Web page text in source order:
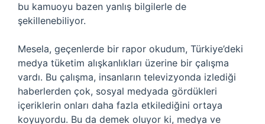
bu kamuoyu bazen yanlış bilgilerle de
şekillenebiliyor.
Mesela, geçenlerde bir rapor okudum, Türkiye’deki
medya tüketim alışkanlıkları üzerine bir çalışma
vardı. Bu çalışma, insanların televizyonda izlediği
haberlerden çok, sosyal medyada gördükleri
içeriklerin onları daha fazla etkilediğini ortaya
koyuyordu. Bu da demek oluyor ki, medya ve